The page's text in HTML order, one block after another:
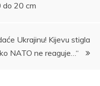
do 20 cm
Ukrajinu! Kijevu stigla
NATO ne reaguje…“